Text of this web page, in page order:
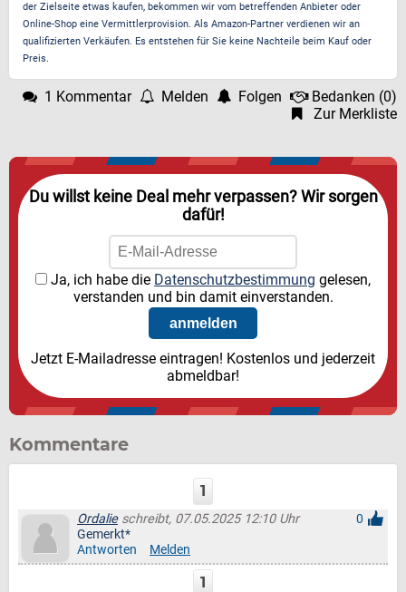
der Zielseite etwas kaufen, bekommen wir vom betreffenden Anbieter oder
Online-Shop eine Vermittlerprovision. Als Amazon-Partner verdienen wir an
qualifizierten Verkäufen. Es entstehen für Sie keine Nachteile beim Kauf oder
Preis.
1 Kommentar Melden Folgen Bedanken (0)
Zur Merkliste
Du willst keine Deal mehr verpassen? Wir sorgen
dafür!
Ja, ich habe die Datenschutzbestimmung gelesen,
verstanden und bin damit einverstanden.
Jetzt E-Mailadresse eintragen! Kostenlos und jederzeit
abmeldbar!
Kommentare
1
Ordalieschreibt, 07.05.2025 12:10 Uhr
0
Gemerkt*
Antworten
Melden
1